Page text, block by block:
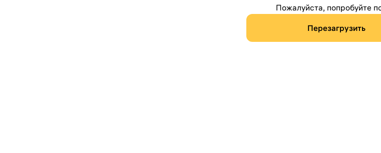
Пожалуйста, попробуйте
Перезагрузить